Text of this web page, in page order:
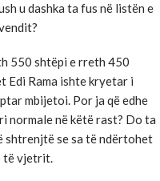
u dashka ta fus në listën e
550 shtëpi e rreth 450
Edi Rama ishte kryetar i
mbijetoi. Por ja që edhe
normale në këtë rast? Do ta
shtrenjtë se sa të ndërtohet
të vjetrit.